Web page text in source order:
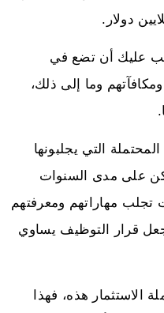
دولار.
عليك أن تضع في
وما إلى ذلك،
التي يجلبونها
على مدى السنوات
تجلب مهاراتهم ومعرفتهم
قرار التوظيف يساوي
الاستثمار هذه، فهذا